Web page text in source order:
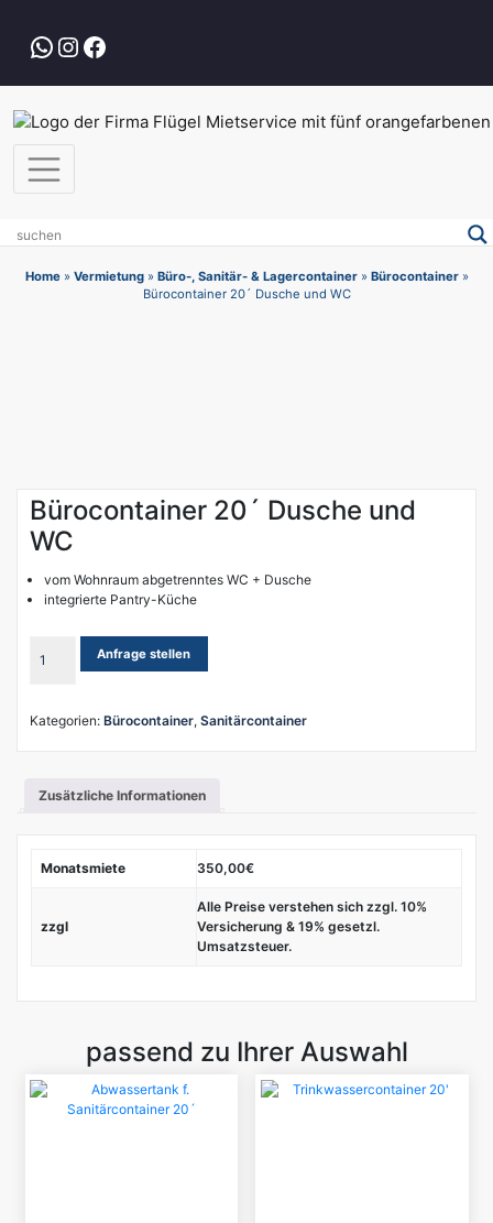
springenWhatsApp
Instagram
Facebook
Home» Vermietung» Büro-, Sanitär- & Lagercontainer» Bürocontainer»
Bürocontainer 20´ Dusche und WC
Bürocontainer 20´ Dusche und
WC
vom Wohnraum abgetrenntes WC + Dusche
integrierte Pantry-Küche
20
und
Anfrage stellen
Kategorien: Bürocontainer, Sanitärcontainer
Zusätzliche Informationen
Monatsmiete 350,00€
zzgl
Alle Preise verstehen sich zzgl. 10%
Versicherung & 19% gesetzl.
Umsatzsteuer.
passend zu Ihrer Auswahl